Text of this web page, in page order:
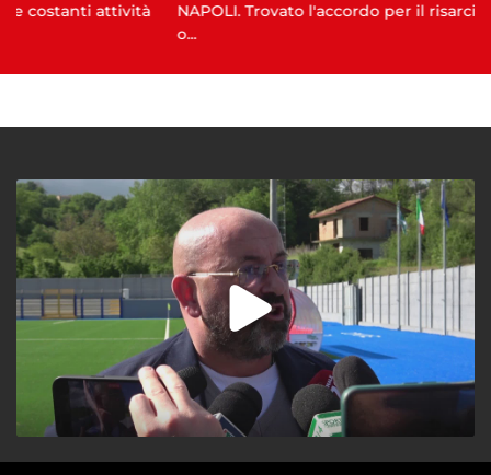
attività
NAPOLI. Trovato l'accordo per il risarcimento tra